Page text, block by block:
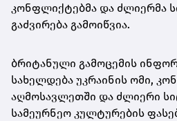
კონფლიქტებმა და ძლიერმა
გაძვირება გამოიწვია.
ბრიტანული გამოცემის
სახელდება უკრაინის ომი,
აღმოსავლეთში და ძლიერი
სამეურნეო კულტურების